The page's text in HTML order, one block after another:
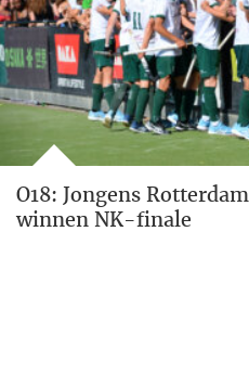
O18: Jongens
winnen NK-finale